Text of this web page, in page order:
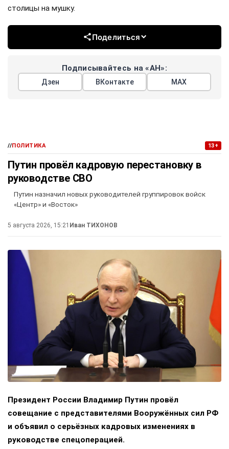
столицы на мушку.
Поделиться
Подписывайтесь на «АН»:
Дзен ВКонтакте МАХ
//ПОЛИТИКА 13+
Путин провёл кадровую перестановку в
руководстве СВО
Путин назначил новых руководителей группировок войск
«Центр» и «Восток»
5 августа 2026, 15:21 Иван ТИХОНОВ
Президент России Владимир Путин провёл
совещание с представителями Вооружённых сил РФ
и объявил о серьёзных кадровых изменениях в
руководстве спецоперацией.